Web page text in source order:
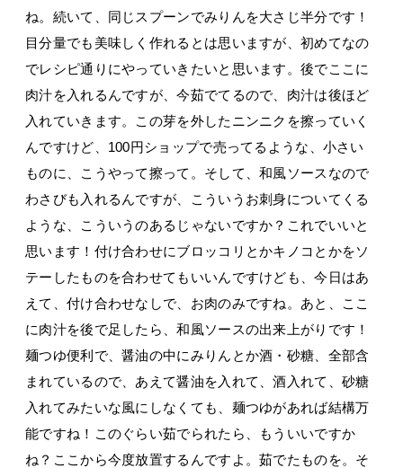
ね。続いて、同じスプーンでみりんを大さじ半分です！
目分量でも美味しく作れるとは思いますが、初めてなの
でレシピ通りにやっていきたいと思います。後でここに
肉汁を入れるんですが、今茹でてるので、肉汁は後ほど
入れていきます。この芽を外したニンニクを擦っていく
んですけど、100円ショップで売ってるような、小さい
ものに、こうやって擦って。そして、和風ソースなので
わさびも入れるんですが、こういうお刺身についてくる
ような、こういうのあるじゃないですか？これでいいと
思います！付け合わせにブロッコリとかキノコとかをソ
テーしたものを合わせてもいいんですけども、今日はあ
えて、付け合わせなしで、お肉のみですね。あと、ここ
に肉汁を後で足したら、和風ソースの出来上がりです！
麺つゆ便利で、醤油の中にみりんとか酒・砂糖、全部含
まれているので、あえて醤油を入れて、酒入れて、砂糖
入れてみたいな風にしなくても、麺つゆがあれば結構万
能ですね！このぐらい茹でられたら、もういいですか
ね？ここから今度放置するんですよ。茹でたものを。そ